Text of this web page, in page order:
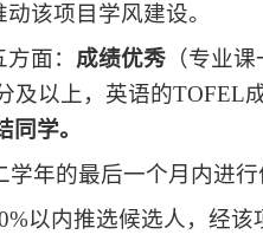
该项目学风建设。
面： 成绩优秀 （专业
及以上，英语的TOFEL
学。
年的最后一个月内进行
以内推选候选人，经